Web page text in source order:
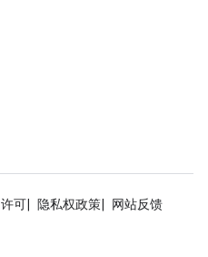
许可 隐私权政策
网站反馈